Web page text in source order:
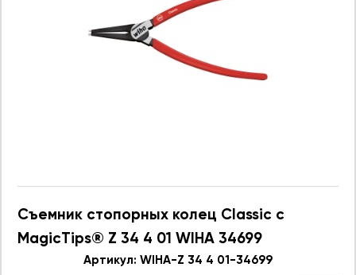
Съемник стопорных колец Classic с
MagicTips® Z 34 4 01 WIHA 34699
Артикул: WIHA-Z 34 4 01-34699